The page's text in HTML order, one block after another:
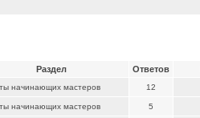
Раздел Ответов
начинающих мастеров 12
начинающих мастеров 5